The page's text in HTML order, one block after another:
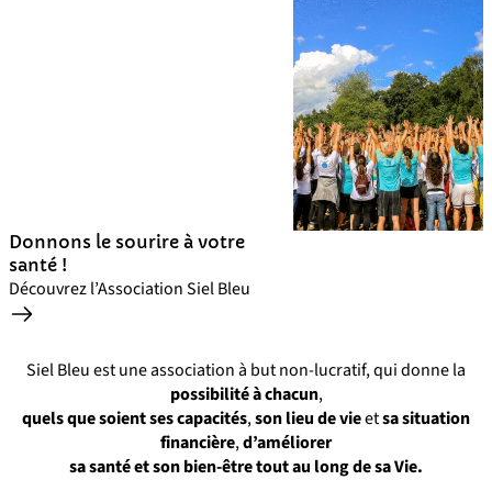
Donnons le sourire à votre
santé !
Découvrez l’Association Siel Bleu
Siel Bleu est une association à but non-lucratif, qui donne la
possibilité à chacun,
quels que soient ses capacités,son lieu de vieetsa situation
financière,d’améliorer
sa santé et son bien-être tout au long de sa Vie.